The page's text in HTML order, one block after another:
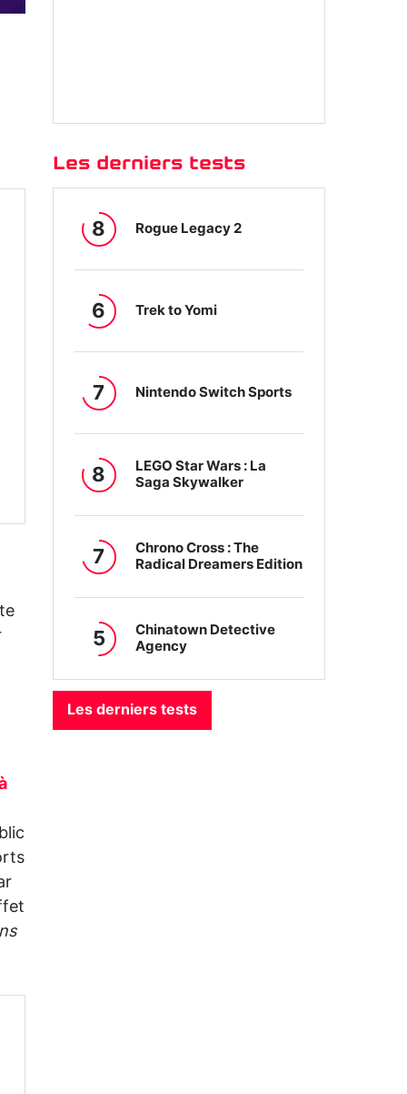
Les derniers tests
8 Rogue Legacy 2
6 Trek to Yomi
7 Nintendo Switch Sports
8
LEGO Star Wars : La
Saga Skywalker
7
Chrono Cross : The
Radical Dreamers Edition
5
Chinatown Detective
Agency
Les derniers tests